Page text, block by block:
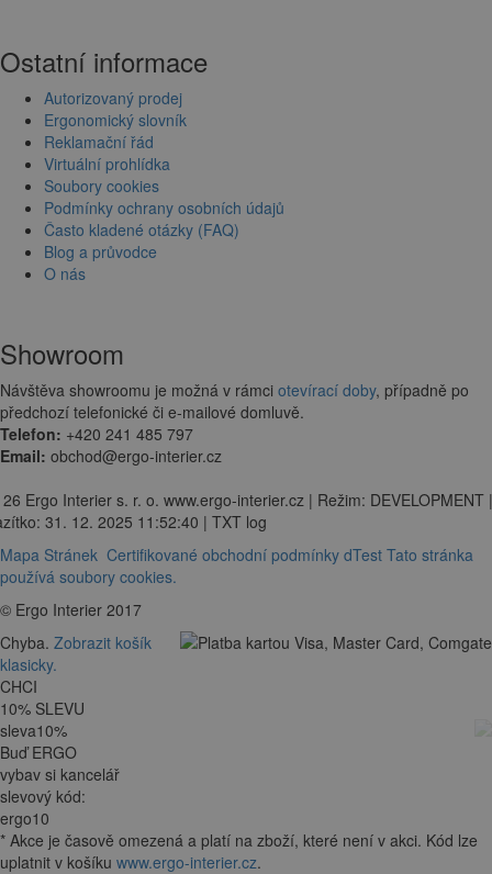
Ostatní informace
Autorizovaný prodej
Ergonomický slovník
Reklamační řád
Virtuální prohlídka
Soubory cookies
Podmínky ochrany osobních údajů
Často kladené otázky (FAQ)
Blog a průvodce
O nás
Showroom
Návštěva showroomu je možná v rámci otevírací doby, případně po
předchozí telefonické či e-mailové domluvě.
Telefon: +420 241 485 797
Email: obchod@ergo-interier.cz
Ergo Interier s. r. o. www.ergo-interier.cz | Režim: DEVELOPMENT |
31. 12. 2025 11:52:40 | TXT log
Mapa Stránek Certifikované obchodní podmínky dTest Tato stránka
používá soubory cookies.
© Ergo Interier 2017
Chyba. Zobrazit košík
klasicky.
CHCI
10% SLEVU
sleva10%
Buď ERGO
vybav si kancelář
slevový kód:
ergo10
* Akce je časově omezená a platí na zboží, které není v akci. Kód lze
uplatnit v košíku www.ergo-interier.cz.